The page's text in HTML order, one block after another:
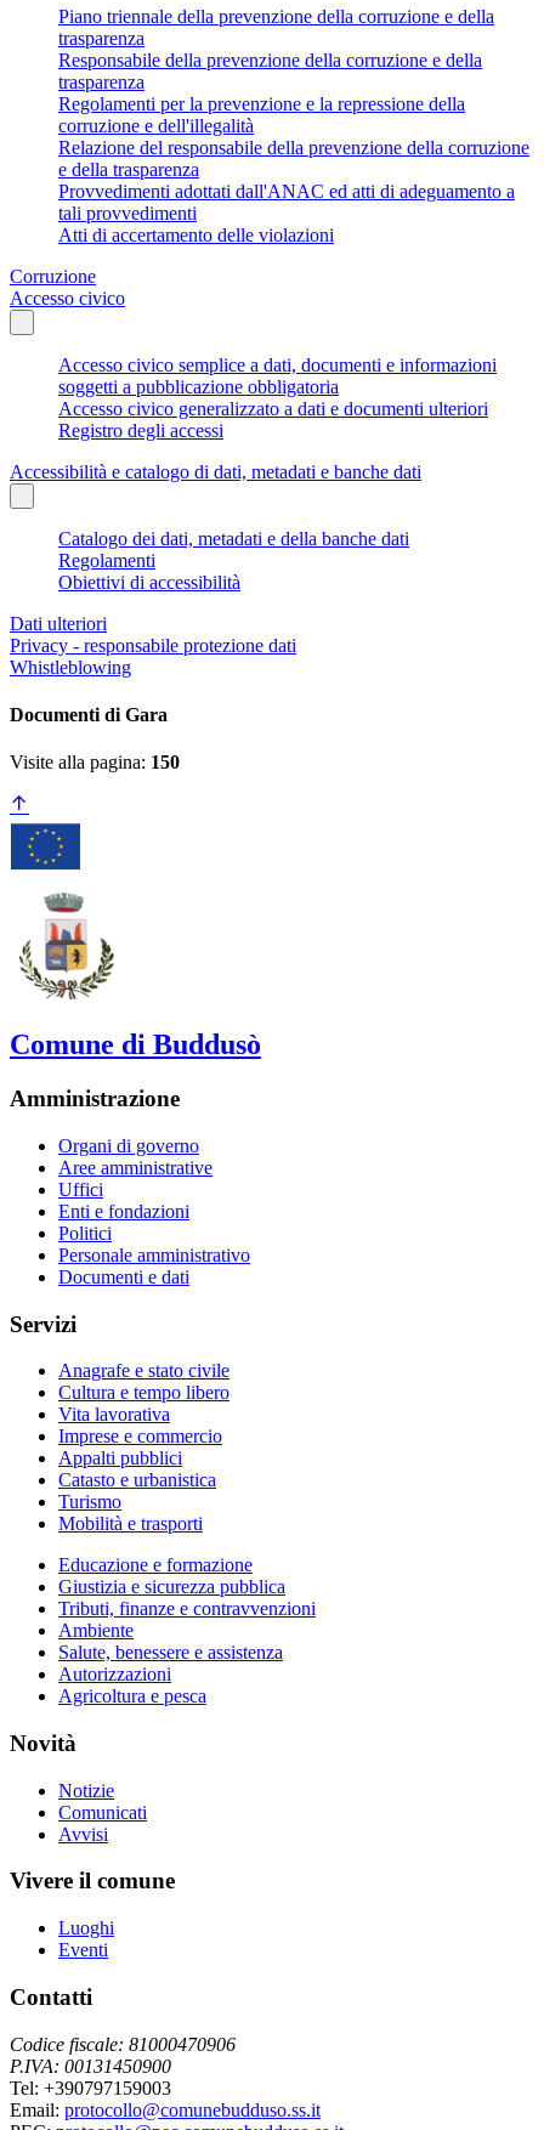
Piano triennale della prevenzione della corruzione e della
trasparenza
Responsabile della prevenzione della corruzione e della
trasparenza
Regolamenti per la prevenzione e la repressione della
corruzione e dell'illegalità
Relazione del responsabile della prevenzione della corruzione
e della trasparenza
Provvedimenti adottati dall'ANAC ed atti di adeguamento a
tali provvedimenti
Atti di accertamento delle violazioni
Corruzione
Accesso civico
Accesso civico semplice a dati, documenti e informazioni
soggetti a pubblicazione obbligatoria
Accesso civico generalizzato a dati e documenti ulteriori
Registro degli accessi
Accessibilità e catalogo di dati, metadati e banche dati
Catalogo dei dati, metadati e della banche dati
Regolamenti
Obiettivi di accessibilità
Dati ulteriori
Privacy - responsabile protezione dati
Whistleblowing
Documenti di Gara
Visite alla pagina: 150
Comune di Buddusò
Amministrazione
Organi di governo
Aree amministrative
Uffici
Enti e fondazioni
Politici
Personale amministrativo
Documenti e dati
Servizi
Anagrafe e stato civile
Cultura e tempo libero
Vita lavorativa
Imprese e commercio
Appalti pubblici
Catasto e urbanistica
Turismo
Mobilità e trasporti
Educazione e formazione
Giustizia e sicurezza pubblica
Tributi, finanze e contravvenzioni
Ambiente
Salute, benessere e assistenza
Autorizzazioni
Agricoltura e pesca
Novità
Notizie
Comunicati
Avvisi
Vivere il comune
Luoghi
Eventi
Contatti
Codice fiscale: 81000470906
P.IVA: 00131450900
Tel: +390797159003
Email: protocollo@comunebudduso.ss.it